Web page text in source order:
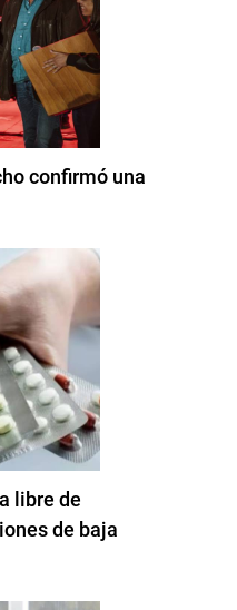
confirmó una
libre de
de baja